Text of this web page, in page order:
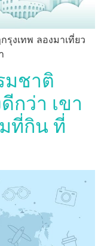
งเทพ ลองมาเที่ยว
มชาติ
กว่า เขา
ที่กิน ที่